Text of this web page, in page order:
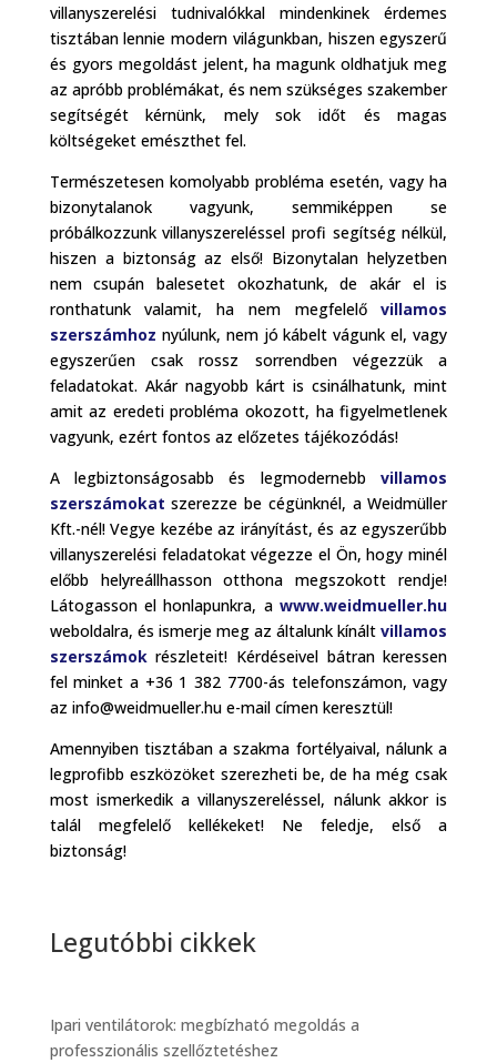
villanyszerelési tudnivalókkal mindenkinek érdemes
tisztában lennie modern világunkban, hiszen egyszerű
és gyors megoldást jelent, ha magunk oldhatjuk meg
az apróbb problémákat, és nem szükséges szakember
segítségét kérnünk, mely sok időt és magas
költségeket emészthet fel.
Természetesen komolyabb probléma esetén, vagy ha
bizonytalanok vagyunk, semmiképpen se
próbálkozzunk villanyszereléssel profi segítség nélkül,
hiszen a biztonság az első! Bizonytalan helyzetben
nem csupán balesetet okozhatunk, de akár el is
ronthatunk valamit, ha nem megfelelővillamos
szerszámhoz nyúlunk, nem jó kábelt vágunk el, vagy
egyszerűen csak rossz sorrendben végezzük a
feladatokat. Akár nagyobb kárt is csinálhatunk, mint
amit az eredeti probléma okozott, ha figyelmetlenek
vagyunk, ezért fontos az előzetes tájékozódás!
A legbiztonságosabb és legmodernebbvillamos
szerszámokat szerezze be cégünknél, a Weidmüller
Kft.-nél! Vegye kezébe az irányítást, és az egyszerűbb
villanyszerelési feladatokat végezze el Ön, hogy minél
előbb helyreállhasson otthona megszokott rendje!
Látogasson el honlapunkra, awww.weidmueller.hu
weboldalra, és ismerje meg az általunk kínáltvillamos
szerszámokrészleteit! Kérdéseivel bátran keressen
fel minket a +36 1 382 7700-ás telefonszámon, vagy
az info@weidmueller.hu e-mail címen keresztül!
Amennyiben tisztában a szakma fortélyaival, nálunk a
legprofibb eszközöket szerezheti be, de ha még csak
most ismerkedik a villanyszereléssel, nálunk akkor is
talál megfelelő kellékeket! Ne feledje, első a
biztonság!
Legutóbbi cikkek
Ipari ventilátorok: megbízható megoldás a
professzionális szellőztetéshez